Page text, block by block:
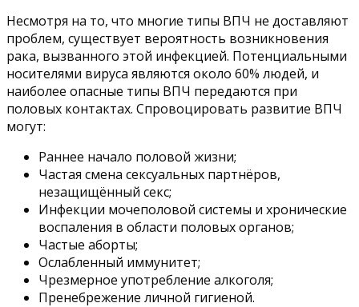
Несмотря на то, что многие типы ВПЧ не доставляют
проблем, существует вероятность возникновения
рака, вызванного этой инфекцией. Потенциальными
носителями вируса являются около 60% людей, и
наиболее опасные типы ВПЧ передаются при
половых контактах. Спровоцировать развитие ВПЧ
могут:
Раннее начало половой жизни;
Частая смена сексуальных партнёров,
незащищённый секс;
Инфекции мочеполовой системы и хронические
воспаления в области половых органов;
Частые аборты;
Ослабленный иммунитет;
Чрезмерное употребление алкоголя;
Пренебрежение личной гигиеной.